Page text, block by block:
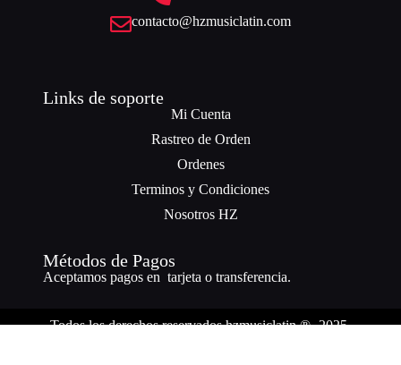
contacto@hzmusiclatin.com
Links de soporte
Mi Cuenta
Rastreo de Orden
Ordenes
Terminos y Condiciones
Nosotros HZ
Métodos de Pagos
Aceptamos pagos en tarjeta o transferencia.
Todos los derechos reservados hzmusiclatin ® -2025.